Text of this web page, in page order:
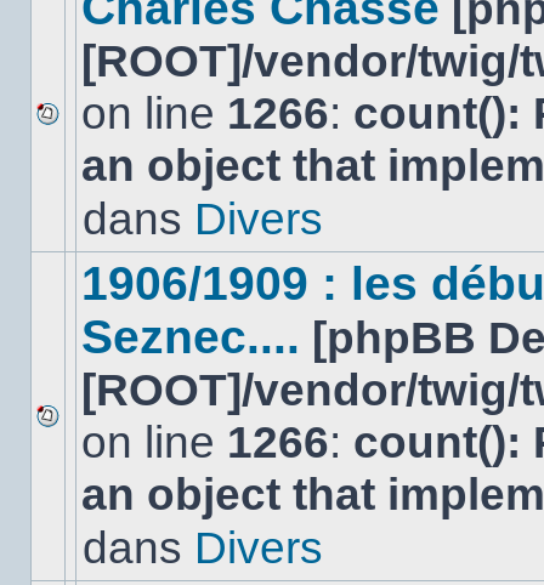
Aucun
nouveau
message
[ROOT]/vendor/
on line 1266: count():
an object that
dans Divers
Aucun
nouveau
message
non-
dans
1906/1909 : les
Seznec.... [phpBB
[ROOT]/vendor/
on line 1266: count():
an object that
dans Divers